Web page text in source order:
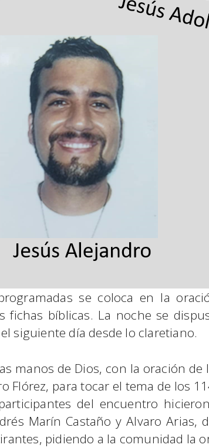
se coloca en la
bíblicas. La noche se
siguiente día desde lo claretiano.
manos de Dios, con la oración
Flórez, para tocar el tema de los
del encuentro
Marín Castaño y Alvaro
pidiendo a la comunidad la